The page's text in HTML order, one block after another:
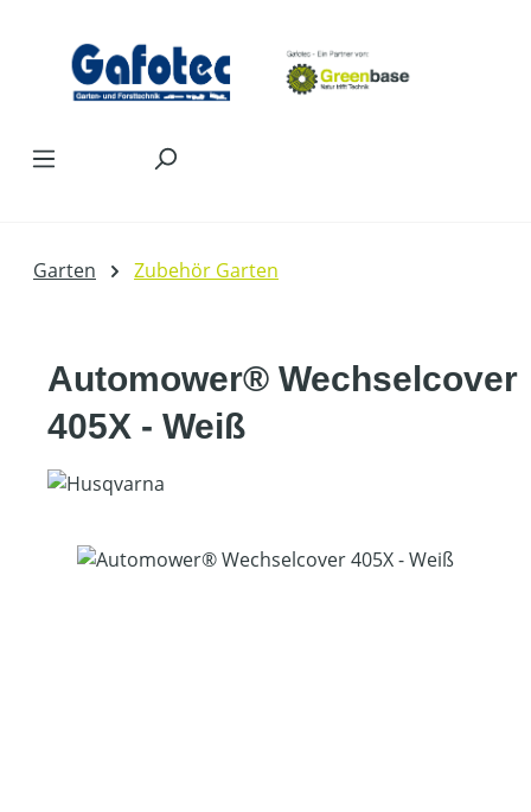
Garten Zubehör Garten
Automower® Wechselcover
405X - Weiß
Bildergalerie überspringen